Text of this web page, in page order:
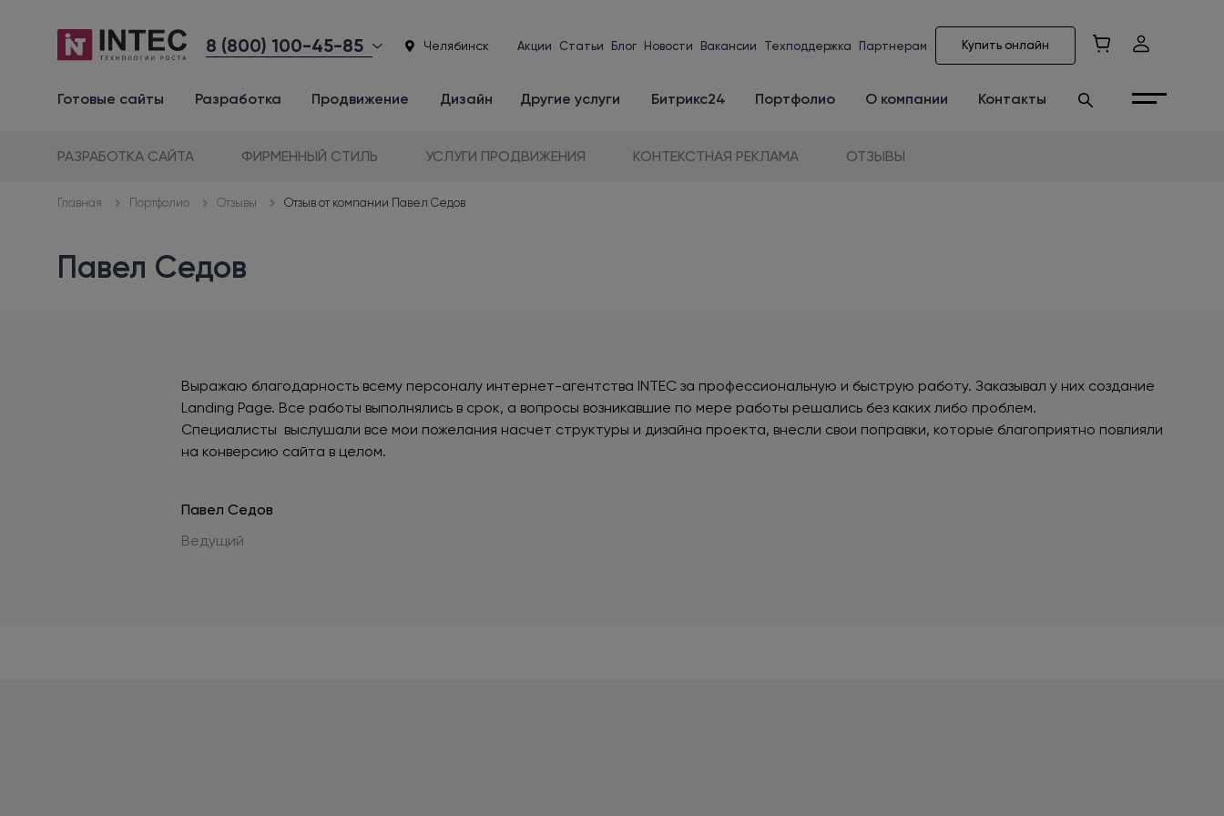
8 (800) 100-45-85 Челябинск Акции Статьи Блог Новости Вакансии Техподдержка Партнерам Купить онлайн
Готовые сайты Разработка Продвижение Дизайн Другие услуги Битрикс24 Портфолио О компании Контакты
РАЗРАБОТКА САЙТА ФИРМЕННЫЙ СТИЛЬ УСЛУГИ ПРОДВИЖЕНИЯ КОНТЕКСТНАЯ РЕКЛАМА ОТЗЫВЫ
Главная Портфолио Отзывы Отзыв от компании Павел Седов
Павел Седов
Выражаю благодарность всему персоналу интернет-агентства INTEC за профессиональную и быструю работу. Заказывал у них создание
Landing Page. Все работы выполнялись в срок, а вопросы возникавшие по мере работы решались без каких либо проблем.
Специалисты выслушали все мои пожелания насчет структуры и дизайна проекта, внесли свои поправки, которые благоприятно повлияли
на конверсию сайта в целом.
Павел Седов
Ведущий